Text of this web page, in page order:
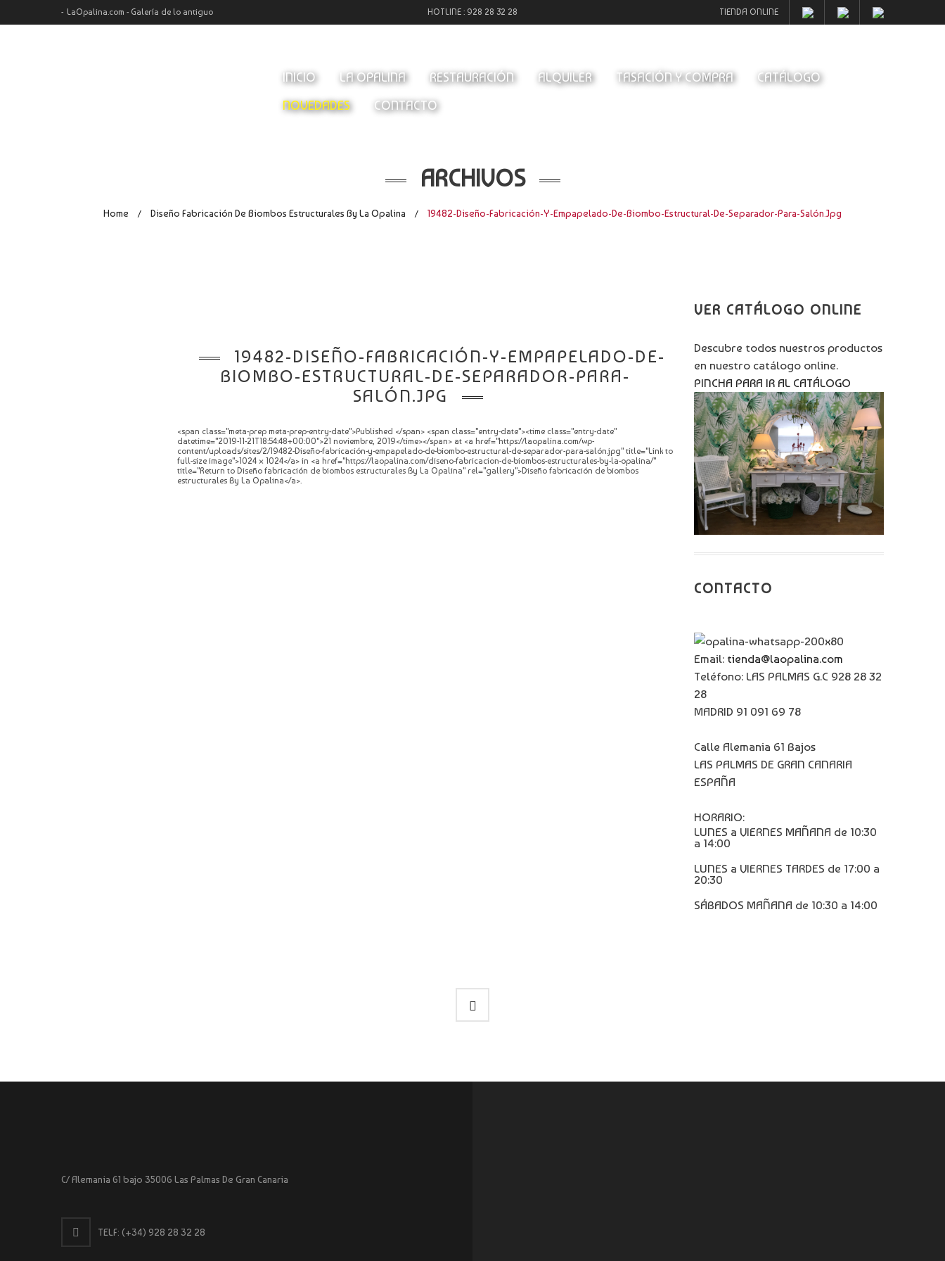
LaOpalina.com - Galería de lo antiguo HOTLINE : 928 28 32 28 TIENDA ONLINE
INICIO LA OPALINA RESTAURACIÓN ALQUILER TASACIÓN Y COMPRA
CATÁLOGO
NOVEDADES
CONTACTO
ARCHIVOS
Home / Diseño Fabricación De Biombos Estructurales By La Opalina / 19482-Diseño-Fabricación-Y-Empapelado-De-Biombo-Estructural-De-Separador-Para-Salón.jpg
19482-DISEÑO-FABRICACIÓN-Y-EMPAPELADO-DE-
BIOMBO-ESTRUCTURAL-DE-SEPARADOR-PARA-
SALÓN.JPG
<span class="meta-prep meta-prep-entry-date">Published </span> <span class="entry-date"><time class="entry-date"
datetime="2019-11-21T18:54:48+00:00">21 noviembre, 2019</time></span> at <a href="https://laopalina.com/wp-
content/uploads/sites/2/19482-Diseño-fabricación-y-empapelado-de-biombo-estructural-de-separador-para-salón.jpg" title="Link to
full-size image">1024 × 1024</a> in <a href="https://laopalina.com/diseno-fabricacion-de-biombos-estructurales-by-la-opalina/"
title="Return to Diseño fabricación de biombos estructurales By La Opalina" rel="gallery">Diseño fabricación de biombos
estructurales By La Opalina</a>.
VER CATÁLOGO ONLINE
Descubre todos nuestros productos
en nuestro catálogo online.
PINCHA PARA IR AL CATÁLOGO
CONTACTO
Email: tienda@laopalina.com
Teléfono: LAS PALMAS G.C 928 28 32
28
MADRID 91 091 69 78
Calle Alemania 61 Bajos
LAS PALMAS DE GRAN CANARIA
ESPAÑA
HORARIO:
LUNES a VIERNES MAÑANA de 10:30
a 14:00
LUNES a VIERNES TARDES de 17:00 a
20:30
SÁBADOS MAÑANA de 10:30 a 14:00
C/ Alemania 61 bajo 35006 Las Palmas De Gran Canaria
TELF: (+34) 928 28 32 28